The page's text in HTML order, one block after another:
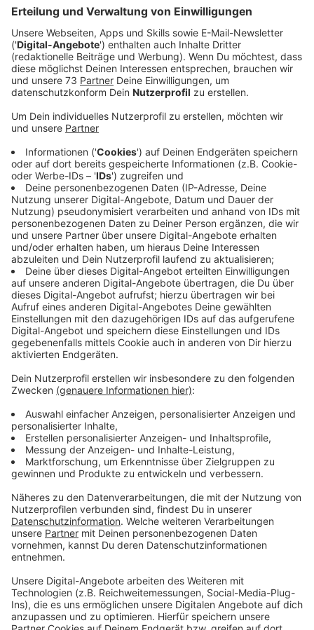
1:0 sehr nahe. Aber immer wieder verhindert ein
Duisburger Abwehrbein oder Gäste-Torhüter
Maximilian Braune eine mögliche Führung der
Schwatten. Nach knapp 39 Minuten die vermeintliche
Führung für den FCB. Raphael Assibey-Mensah und
Cedric Euschen spielen die MSV-Abwehr schwindlig.
Marvin Lorch steht aber im Abseits, als er den Ball
über die Linie drückt.
In der Schlussphase der ersten Halbzeit haben die
Hausherren Glück als erst ein Kopfball von Malek
Fakhro knapp am Tor vorbei fliegt und danach als
Bocholts Keeper Lucas Fox den MSV-Stürmer
anschießt, der den Ball aber nicht kontrollieren kann.
Anzeige
©RADIO WMW / Harald Block
3.276 Zuschauer sehen ein abwechslungreiches und
zum Schluss dramatisches Flutlichtspiel am
Anzeige
In der 2. Halbzeit phasenweise wilder
Schlagabtausch
Die Gäste kommen zielstrebiger aus der Kabine.
Bocholt übersteht aber die Anfangsphase der 2.
Nach einer Ecke von rechts köpft Alexander Hahn den
MSV in Führung. Drei Minuten später der Ausgleich:
Cedric Euschen trifft im Nachschuss. Im direkten